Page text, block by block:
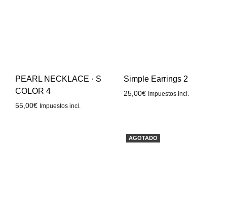
PEARL NECKLACE · S
COLOR 4
55,00€ Impuestos incl.
Simple Earrings 2
25,00€ Impuestos incl.
AGOTADO